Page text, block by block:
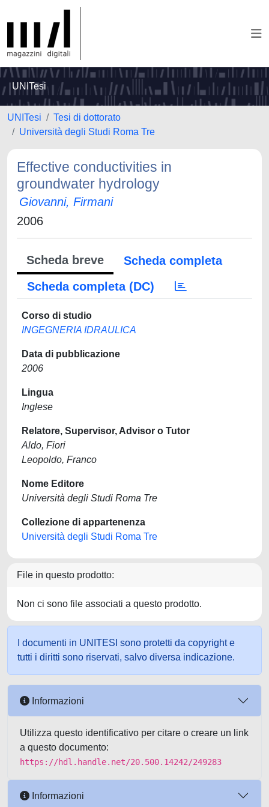
UNITesi
UNITesi
Tesi di dottorato
Università degli Studi Roma Tre
Effective conductivities in
groundwater hydrology
Giovanni, Firmani
2006
Scheda breve
Scheda completa
Scheda completa (DC)
Corso di studio
INGEGNERIA IDRAULICA
Data di pubblicazione
2006
Lingua
Inglese
Relatore, Supervisor, Advisor o Tutor
Aldo, Fiori
Leopoldo, Franco
Nome Editore
Università degli Studi Roma Tre
Collezione di appartenenza
Università degli Studi Roma Tre
File in questo prodotto:
Non ci sono file associati a questo prodotto.
I documenti in UNITESI sono protetti da copyright e
tutti i diritti sono riservati, salvo diversa indicazione.
Informazioni
Utilizza questo identificativo per citare o creare un link
a questo documento:
https://hdl.handle.net/20.500.14242/249283
Informazioni